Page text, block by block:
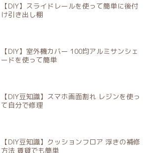
【DIY】スライドレールを使って簡単に後付
け引き出し棚
【DIY】室外機カバー 100均アルミサンシェ
ードを使って簡単
【DIY豆知識】スマホ画面割れ レジンを使っ
て自分で修理
【DIY豆知識】クッションフロア 浮きの補修
方法 賃貸でも簡単